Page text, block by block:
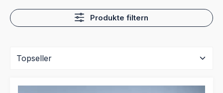
Produkte filtern